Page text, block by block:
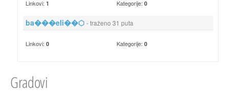
Linkovi: 1 Kategorije:0
ba���eli��⬡ - traženo 31 puta
Linkovi: 0 Kategorije:0
Gradovi